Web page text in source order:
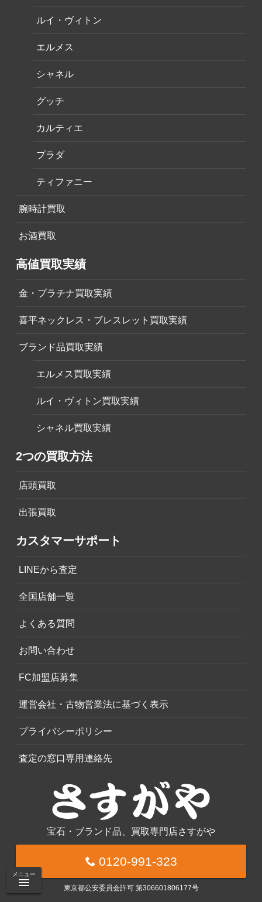
メニュー
ルイ・ヴィトン
エルメス
シャネル
グッチ
カルティエ
プラダ
ティファニー
腕時計買取
お酒買取
高値買取実績
金・プラチナ買取実績
喜平ネックレス・ブレスレット買取実績
ブランド品買取実績
エルメス買取実績
ルイ・ヴィトン買取実績
シャネル買取実績
2つの買取方法
店頭買取
出張買取
カスタマーサポート
LINEから査定
全国店舗一覧
よくある質問
お問い合わせ
FC加盟店募集
運営会社・古物営業法に基づく表示
プライバシーポリシー
査定の窓口専用連絡先
宝石・ブランド品、買取専門店さすがや
0120-991-323
東京都公安委員会許可 第306601806177号